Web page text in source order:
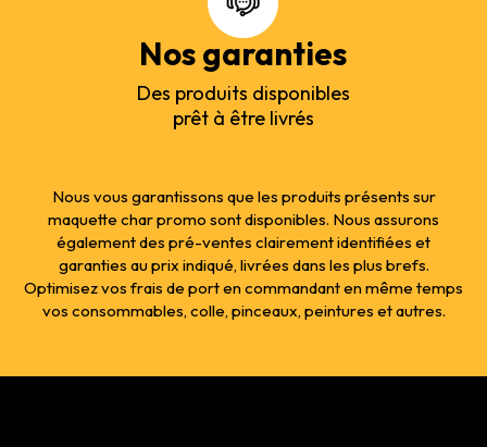
Nos garanties
Des produits disponibles
prêt à être livrés
Nous vous garantissons que les produits présents sur
maquette char promo sont disponibles. Nous assurons
également des pré-ventes clairement identifiées et
garanties au prix indiqué, livrées dans les plus brefs.
Optimisez vos frais de port en commandant en même temps
vos consommables, colle, pinceaux, peintures et autres.